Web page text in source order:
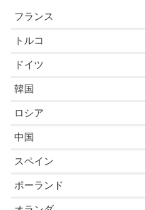
フランス
トルコ
ドイツ
韓国
ロシア
中国
スペイン
ポーランド